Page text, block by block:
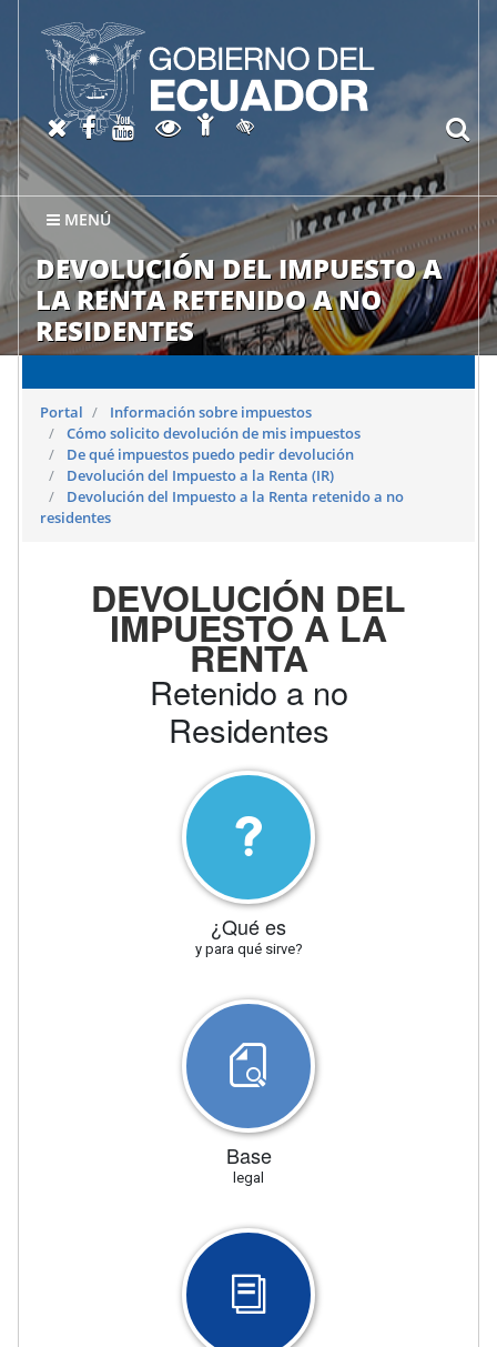
MENÚ
DEVOLUCIÓN DEL IMPUESTO A
LA RENTA RETENIDO A NO
RESIDENTES
X oficial del SRI
Facebook oficial SRI
Canal del SRI en YouTube
Abrir página de
Abrir página de
Activar/quitar contraste
Portal
Información sobre impuestos
Cómo solicito devolución de mis impuestos
De qué impuestos puedo pedir devolución
Devolución del Impuesto a la Renta (IR)
Devolución del Impuesto a la Renta retenido a no
residentes
DEVOLUCIÓN DEL
IMPUESTO A LA
RENTA
Retenido a no
Residentes
¿Qué es
y para qué sirve?
Base
legal